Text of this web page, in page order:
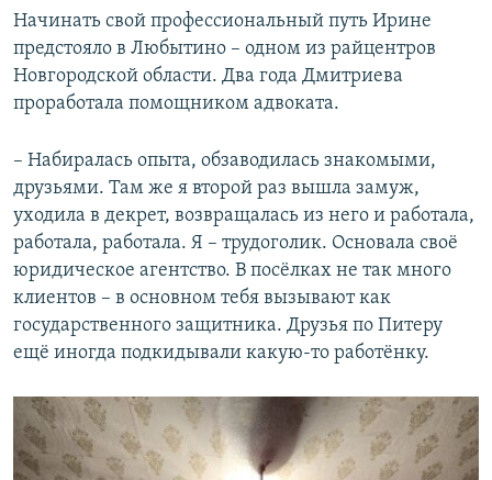
Начинать свой профессиональный путь Ирине
предстояло в Любытино – одном из райцентров
Новгородской области. Два года Дмитриева
проработала помощником адвоката.
– Набиралась опыта, обзаводилась знакомыми,
друзьями. Там же я второй раз вышла замуж,
уходила в декрет, возвращалась из него и работала,
работала, работала. Я – трудоголик. Основала своё
юридическое агентство. В посёлках не так много
клиентов – в основном тебя вызывают как
государственного защитника. Друзья по Питеру
ещё иногда подкидывали какую-то работёнку.